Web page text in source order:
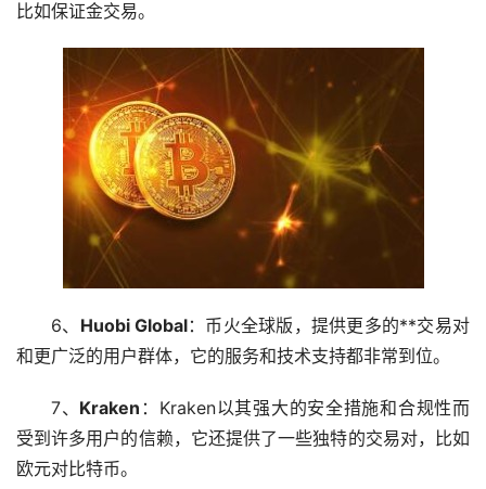
比如保证金交易。
6、 Huobi Global：币火全球版，提供更多的**交易对
和更广泛的用户群体，它的服务和技术支持都非常到位。
7、 Kraken ：Kraken以其强大的安全措施和合规性而
受到许多用户的信赖，它还提供了一些独特的交易对，比如
欧元对比特币。